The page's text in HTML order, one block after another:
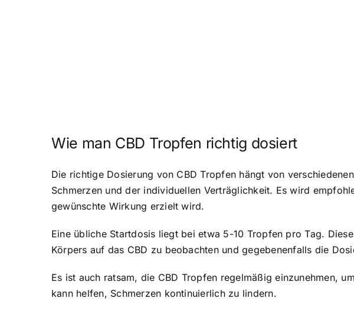
Wie man CBD Tropfen richtig dosiert
Die richtige Dosierung von CBD Tropfen hängt von
Schmerzen und der individuellen Verträglichkeit. Es wird
gewünschte Wirkung erzielt wird.
Eine übliche Startdosis liegt bei etwa 5-10 Tropfen pro Tag.
Körpers auf das CBD zu beobachten und gegebenenfalls die
Es ist auch ratsam, die CBD Tropfen regelmäßig einzunehmen,
kann helfen, Schmerzen kontinuierlich zu lindern.